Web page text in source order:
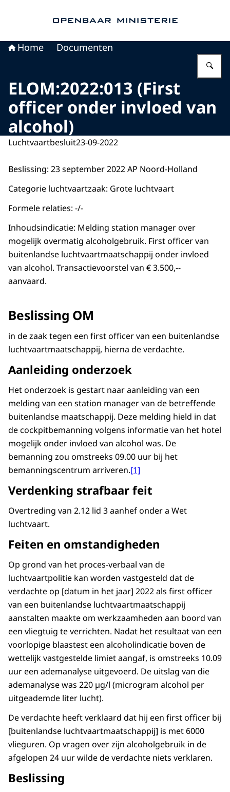
Home Documenten
ELOM:2022:013 (First
officer onder invloed van
alcohol)
Luchtvaartbesluit23-09-2022
Beslissing: 23 september 2022 AP Noord-Holland
Categorie luchtvaartzaak: Grote luchtvaart
Formele relaties: -/-
Inhoudsindicatie: Melding station manager over
mogelijk overmatig alcoholgebruik. First officer van
buitenlandse luchtvaartmaatschappij onder invloed
van alcohol. Transactievoorstel van € 3.500,--
aanvaard.
Beslissing OM
in de zaak tegen een first officer van een buitenlandse
luchtvaartmaatschappij, hierna de verdachte.
Aanleiding onderzoek
Het onderzoek is gestart naar aanleiding van een
melding van een station manager van de betreffende
buitenlandse maatschappij. Deze melding hield in dat
de cockpitbemanning volgens informatie van het hotel
mogelijk onder invloed van alcohol was. De
bemanning zou omstreeks 09.00 uur bij het
bemanningscentrum arriveren.[1]
Verdenking strafbaar feit
Overtreding van 2.12 lid 3 aanhef onder a Wet
luchtvaart.
Feiten en omstandigheden
Op grond van het proces-verbaal van de
luchtvaartpolitie kan worden vastgesteld dat de
verdachte op [datum in het jaar] 2022 als first officer
van een buitenlandse luchtvaartmaatschappij
aanstalten maakte om werkzaamheden aan boord van
een vliegtuig te verrichten. Nadat het resultaat van een
voorlopige blaastest een alcoholindicatie boven de
wettelijk vastgestelde limiet aangaf, is omstreeks 10.09
uur een ademanalyse uitgevoerd. De uitslag van die
ademanalyse was 220 µg/l (microgram alcohol per
uitgeademde liter lucht).
De verdachte heeft verklaard dat hij een first officer bij
[buitenlandse luchtvaartmaatschappij] is met 6000
vlieguren. Op vragen over zijn alcoholgebruik in de
afgelopen 24 uur wilde de verdachte niets verklaren.
Beslissing